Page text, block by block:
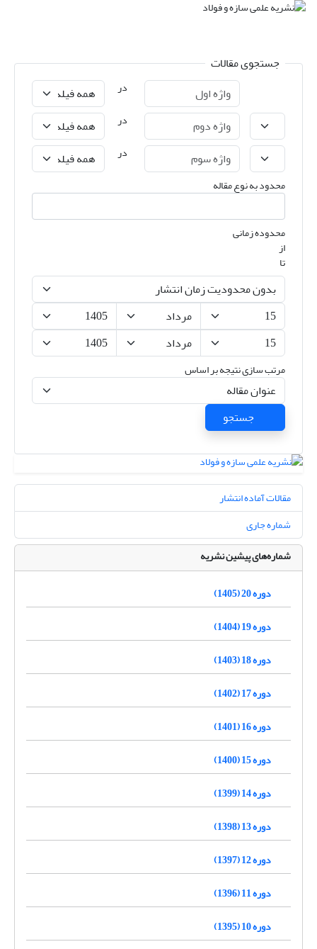
جستجوی مقالات
در
در
در
محدود به نوع مقاله
محدوده زمانی
از
تا
مرتب سازی نتیجه بر اساس
جستجو
مقالات آماده انتشار
شماره جاری
شماره‌های پیشین نشریه
دوره 20 (1405)
دوره 19 (1404)
دوره 18 (1403)
دوره 17 (1402)
دوره 16 (1401)
دوره 15 (1400)
دوره 14 (1399)
دوره 13 (1398)
دوره 12 (1397)
دوره 11 (1396)
دوره 10 (1395)